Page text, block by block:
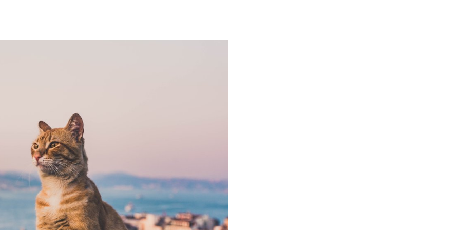
temperature, a popodnevni sati donose
saopštenja i preporuke nadležnih
ostanu na sigurnom, izbegavaju
ili olujnog vetra i osiguraju predmete koji se
se da se redovno prate prognoze i
na promene vremena.